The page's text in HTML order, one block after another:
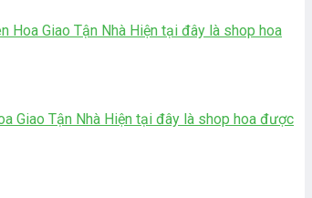
Hoa Giao Tận Nhà Hiện tại đây là shop hoa
Giao Tận Nhà Hiện tại đây là shop hoa được